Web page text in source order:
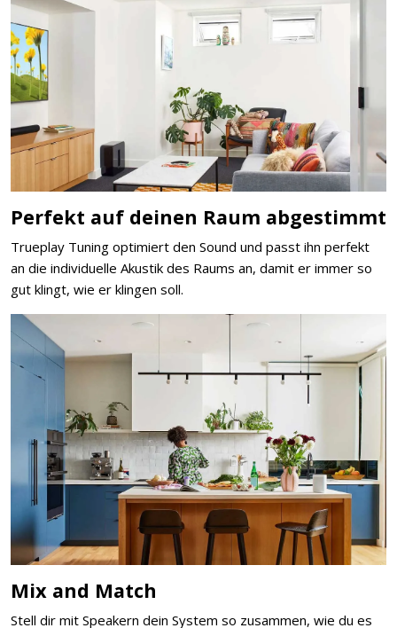
Perfekt auf deinen Raum abgestimmt
Trueplay Tuning optimiert den Sound und passt ihn perfekt
an die individuelle Akustik des Raums an, damit er immer so
gut klingt, wie er klingen soll.
Mix and Match
Stell dir mit Speakern dein System so zusammen, wie du es